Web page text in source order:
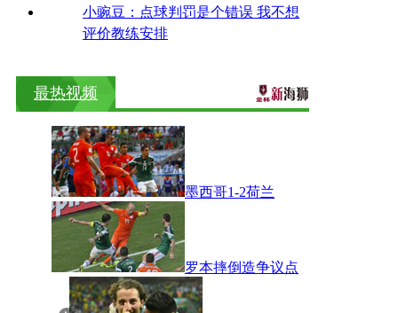
小豌豆：点球判罚是个错误 我不想
评价教练安排
最热视频
墨西哥1-2荷兰
罗本摔倒造争议点